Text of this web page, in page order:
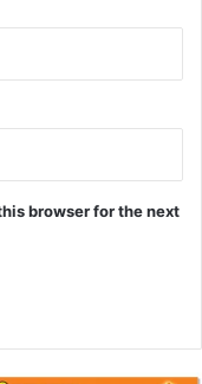
browser for the next